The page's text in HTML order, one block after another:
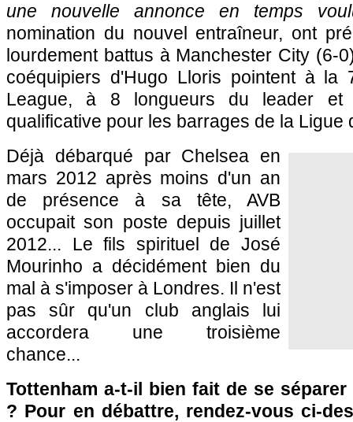
une nouvelle annonce en temps
nomination du nouvel entraîneur, ont
lourdement battus à Manchester City (6-
coéquipiers d'Hugo Lloris pointent à la
League, à 8 longueurs du leader
qualificative pour les barrages de la Ligue
Déjà débarqué par Chelsea en
mars 2012 après moins d'un an
de présence à sa tête, AVB
occupait son poste depuis juillet
2012... Le fils spirituel de José
Mourinho a décidément bien du
mal à s'imposer à Londres. Il n'est
pas sûr qu'un club anglais lui
accordera une troisième
chance...
Tottenham a-t-il bien fait de se
? Pour en débattre, rendez-vous ci-